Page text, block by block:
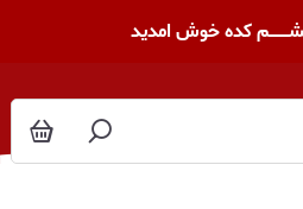
کده خوش امدید